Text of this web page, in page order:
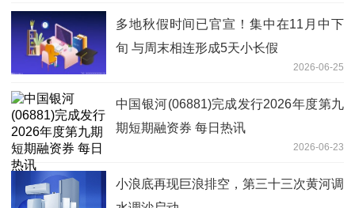
多地秋假时间已官宣！集中在11月中下
旬 与周末相连形成5天小长假
2026-06-25
中国银河(06881)完成发行2026年度第九
期短期融资券 每日热讯
2026-06-23
小浪底再现巨浪排空，第三十三次黄河调